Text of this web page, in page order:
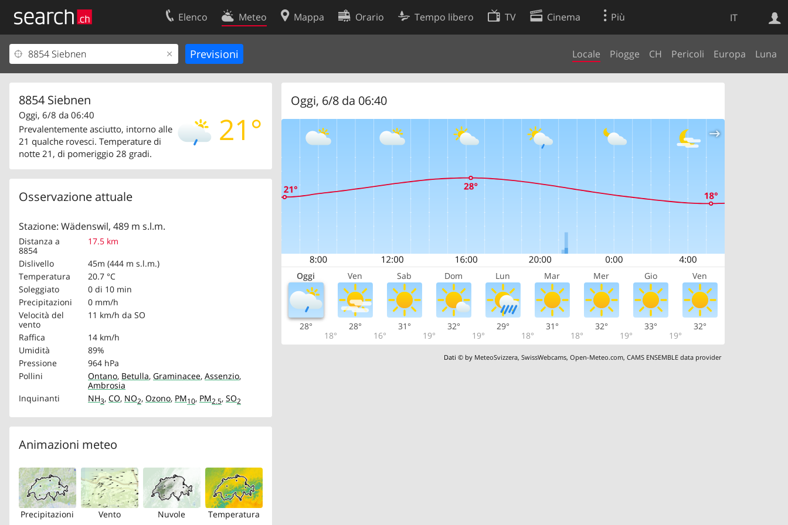
IT
Elenco Meteo Mappa Orario Tempo libero TV Cinema Più
Locale Piogge CH Pericoli Europa Luna
8854 Siebnen
21°
Oggi, 6/8 da 06:40
Prevalentemente asciutto, intorno alle
21 qualche rovesci. Temperature di
notte 21, di pomeriggio 28 gradi.
Osservazione attuale
Stazione: Wädenswil, 489 m s.l.m.
Distanza a
8854
17.5 km
Dislivello
45m (444 m s.l.m.)
Temperatura
20.7 °C
Soleggiato
0 di 10 min
Precipitazioni
0 mm/h
Velocità del
vento
11 km/h da SO
Raffica
14 km/h
Umidità
89%
Pressione
964 hPa
Pollini
Ontano, Betulla, Graminacee, Assenzio,
Ambrosia
Inquinanti
NH3, CO, NO2, Ozono, PM10, PM2.5, SO2
Animazioni meteo
Precipitazioni Vento Nuvole Temperatura
Oggi, 6/8 da 06:40
Oggi Ven Sab Dom Lun Mar Mer Gio Ven
28°
18°
28°
16°
31°
19°
32°
19°
29°
18°
31°
18°
32°
19°
33°
19°
32°
Dati © by MeteoSvizzera,SwissWebcams,Open-Meteo.com,CAMS ENSEMBLE data provider
Ricerca Web
Il vostro profolio
Area clienti
Informazioni Legali
Contatti
Condizioni d’uso
Preferenze cookie